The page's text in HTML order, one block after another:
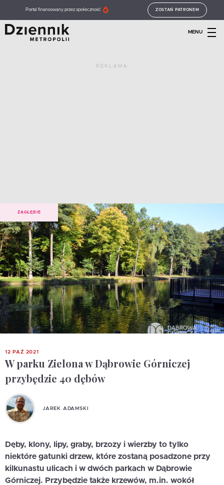
Portal finansowany przez społeczność ZOSTAŃ PATRONEM
MENU
REKLAMA
ZAGŁĘBIE
12 PAŹ 2021
W parku Zielona w Dąbrowie Górniczej
przybędzie 40 dębów
JAREK ADAMSKI
Dęby, klony, lipy, graby, brzozy i wierzby to tylko
niektóre gatunki drzew, które zostaną posadzone przy
kilkunastu ulicach i w dwóch parkach w Dąbrowie
Górniczej. Przybędzie także krzewów, m.in. wokół